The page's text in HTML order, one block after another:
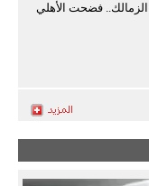
فضحت الأهلي